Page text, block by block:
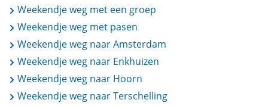
Weekendje weg met een groep
Weekendje weg met pasen
Weekendje weg naar Amsterdam
Weekendje weg naar Enkhuizen
Weekendje weg naar Hoorn
Weekendje weg naar Terschelling